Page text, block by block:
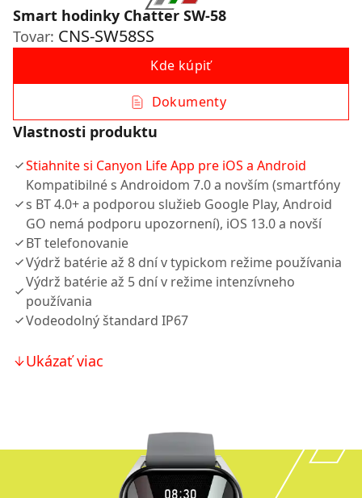
Smart hodinky Chatter SW-58
Tovar: CNS-SW58SS
Kde kúpiť
Dokumenty
Vlastnosti produktu
Stiahnite si Canyon Life App pre iOS a Android
Kompatibilné s Androidom 7.0 a novším (smartfóny
s BT 4.0+ a podporou služieb Google Play, Android
GO nemá podporu upozornení), iOS 13.0 a novší
BT telefonovanie
Výdrž batérie až 8 dní v typickom režime používania
Výdrž batérie až 5 dní v režime intenzívneho
používania
Vodeodolný štandard IP67
Ukázať viac